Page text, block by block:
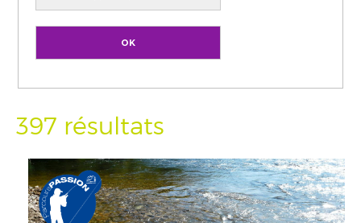
397 résultats